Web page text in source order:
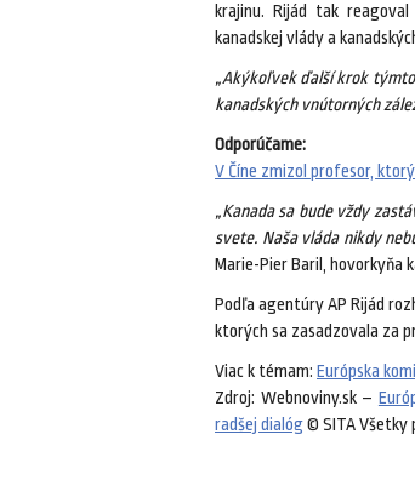
krajinu. Rijád tak
kanadskej vlády a
„Akýkoľvek ďalší krok
kanadských vnútorných
Odporúčame:
V Číne zmizol profesor,
„Kanada sa bude vždy
svete. Naša vláda nikdy
Marie-Pier Baril, hovorkyňa
Podľa agentúry AP Rijád
ktorých sa zasadzovala za
Viac k témam: Európska
Zdroj: Webnoviny.sk –
radšej dialóg© SITA Všetky